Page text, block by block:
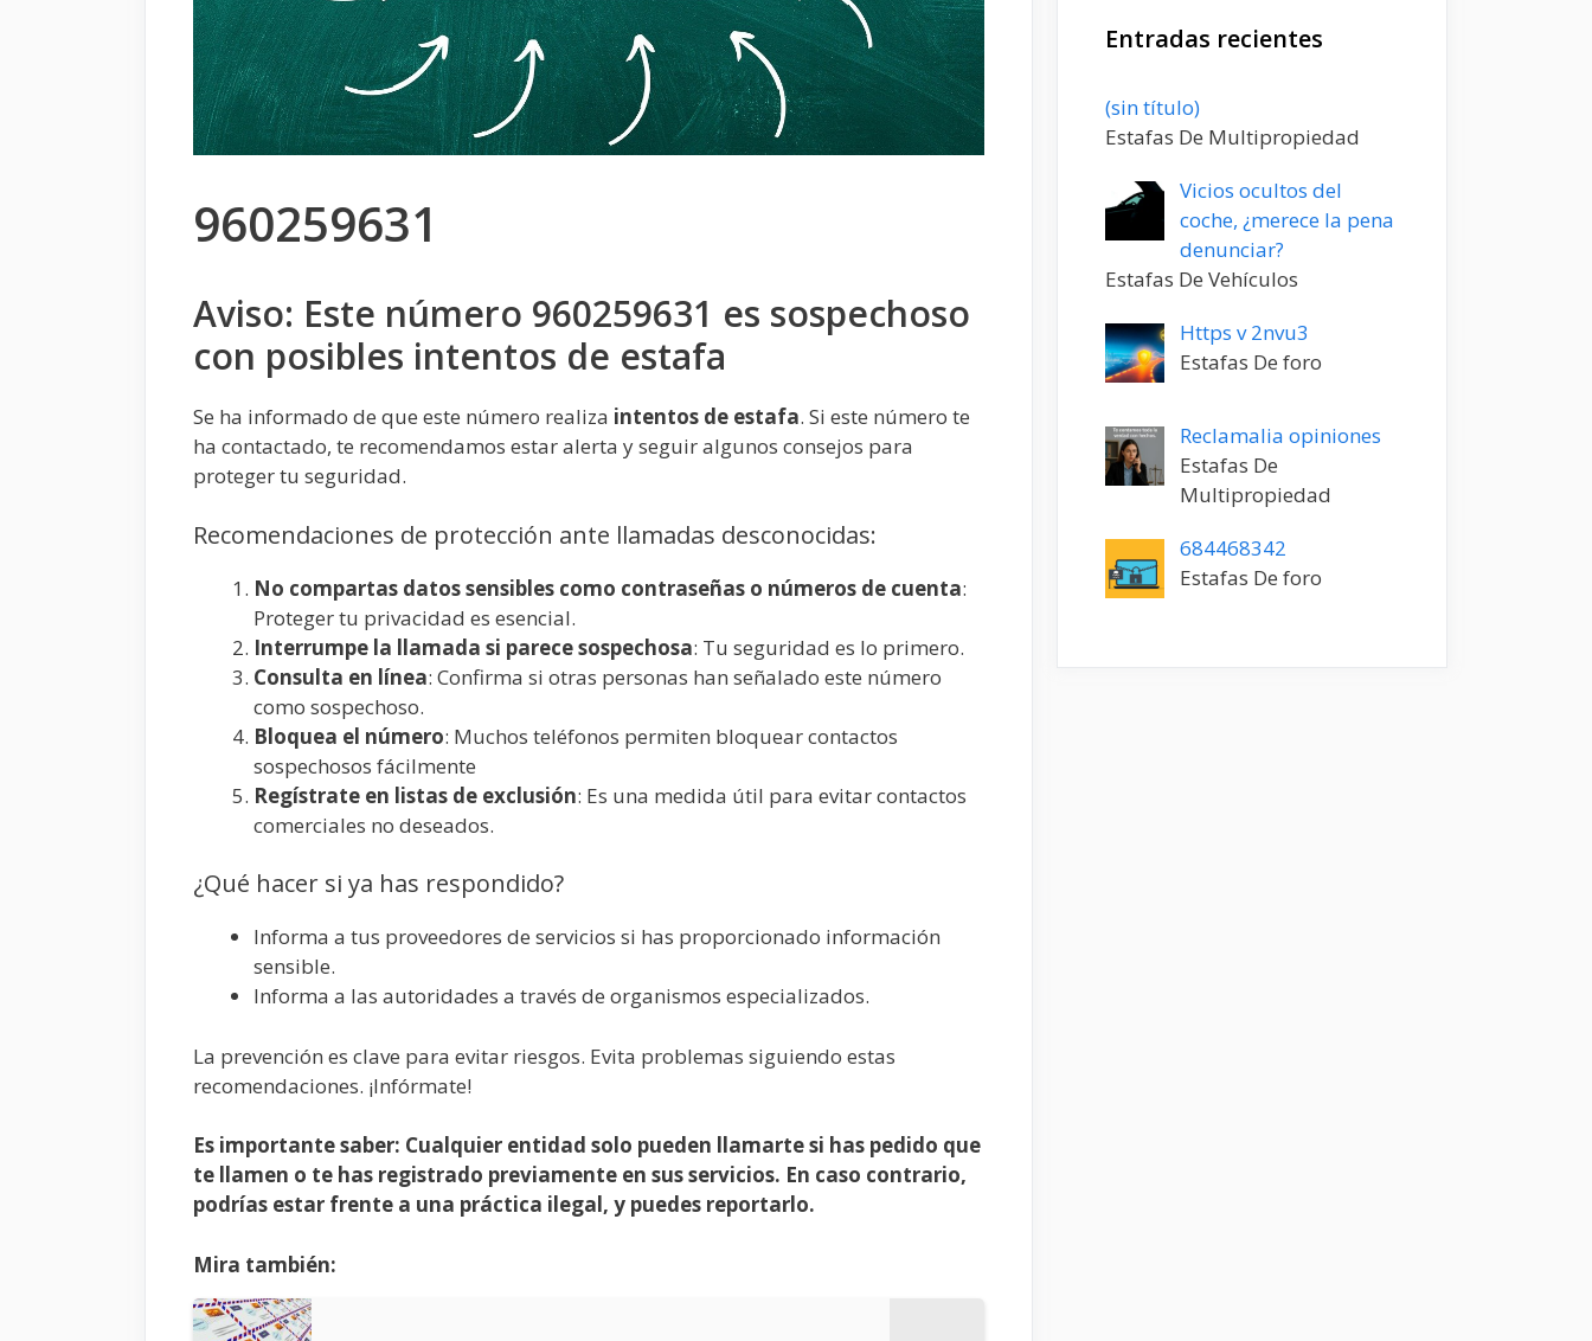
960259631
Aviso: Este número 960259631 es sospechoso
con posibles intentos de estafa
Se ha informado de que este número realiza intentos de estafa. Si este número te
ha contactado, te recomendamos estar alerta y seguir algunos consejos para
proteger tu seguridad.
Recomendaciones de protección ante llamadas desconocidas:
No compartas datos sensibles como contraseñas o números de cuenta:
Proteger tu privacidad es esencial.
Interrumpe la llamada si parece sospechosa: Tu seguridad es lo primero.
Consulta en línea: Confirma si otras personas han señalado este número
como sospechoso.
Bloquea el número: Muchos teléfonos permiten bloquear contactos
sospechosos fácilmente
Regístrate en listas de exclusión: Es una medida útil para evitar contactos
comerciales no deseados.
¿Qué hacer si ya has respondido?
Informa a tus proveedores de servicios si has proporcionado información
sensible.
Informa a las autoridades a través de organismos especializados.
La prevención es clave para evitar riesgos. Evita problemas siguiendo estas
recomendaciones. ¡Infórmate!
Es importante saber: Cualquier entidad solo pueden llamarte si has pedido que
te llamen o te has registrado previamente en sus servicios. En caso contrario,
podrías estar frente a una práctica ilegal, y puedes reportarlo.
Mira también:
Entradas recientes
(sin título)Entrada
20198
Estafas De Multipropiedad
Vicios ocultos del
coche, ¿merece la pena
denunciar?
Estafas De Vehículos
Https v 2nvu3
Estafas De foro
Reclamalia opiniones
Estafas De
Multipropiedad
684468342
Estafas De foro